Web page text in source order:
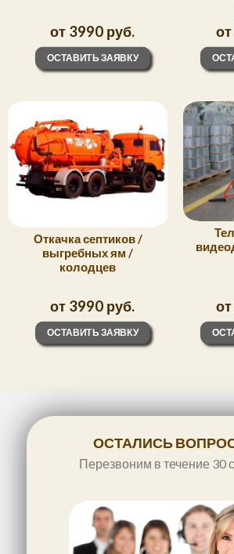
от 3990 руб.
ОСТАВИТЬ ЗАЯВКУ
Откачка септиков /
выгребных ям /
колодцев
от 3990 руб.
ОСТАВИТЬ ЗАЯВКУ
ОСТАЛИСЬ
Перезвоним в течение 30